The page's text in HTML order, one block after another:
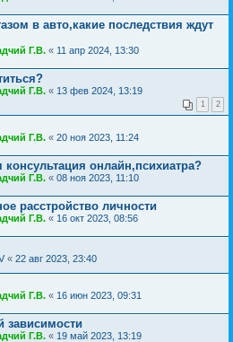
в авто,какие последствия ждут
Г.В. « 11 апр 2024, 13:30
Г.В. « 13 фев 2024, 13:19
1 2
Г.В. « 20 ноя 2023, 11:24
онлайн,психиатра?
Г.В. « 08 ноя 2023, 11:10
расстройство личности
Г.В. « 16 окт 2023, 08:56
« 22 авг 2023, 23:40
Г.В. « 16 июн 2023, 09:31
зависимости
Г.В. « 19 май 2023, 13:19